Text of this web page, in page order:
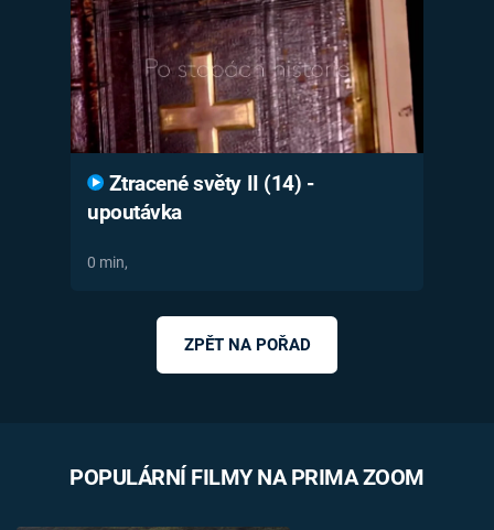
Ztracené světy II (14) -
upoutávka
0 min,
ZPĚT NA POŘAD
POPULÁRNÍ FILMY NA PRIMA ZOOM